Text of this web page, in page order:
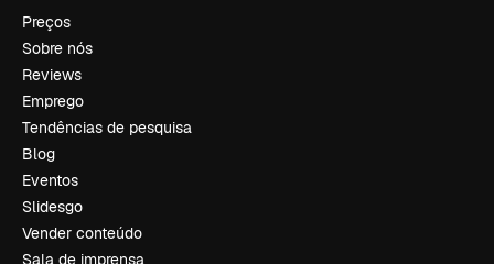
Preços
Sobre nós
Reviews
Emprego
Tendências de pesquisa
Blog
Eventos
Slidesgo
Vender conteúdo
Sala de imprensa